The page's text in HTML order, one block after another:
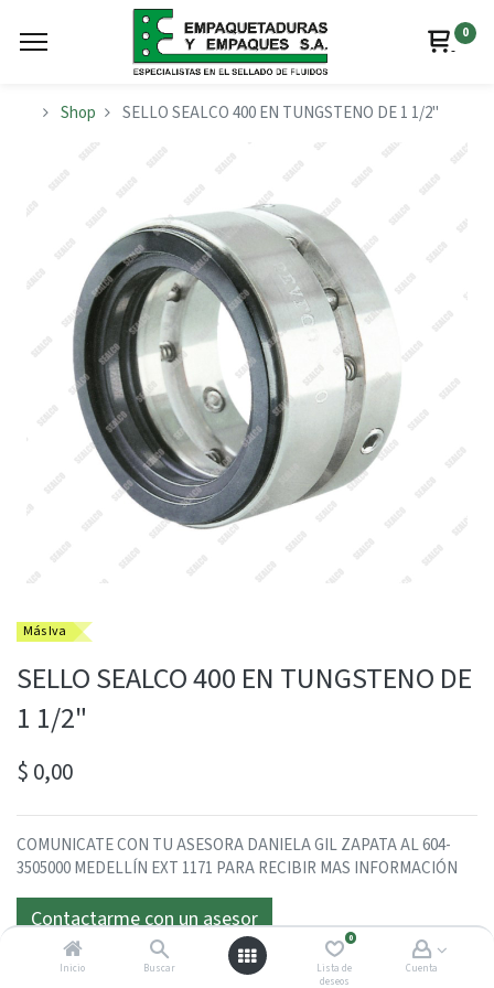
Inicio Buscar
0
Lista de
deseos
Cuenta
0
Shop SELLO SEALCO 400 EN TUNGSTENO DE 1 1/2"
Más Iva
SELLO SEALCO 400 EN TUNGSTENO DE
1 1/2"
$ 0,00
COMUNICATE CON TU ASESORA DANIELA GIL ZAPATA AL 604-
3505000 MEDELLÍN EXT 1171 PARA RECIBIR MAS INFORMACIÓN
Contactarme con un asesor